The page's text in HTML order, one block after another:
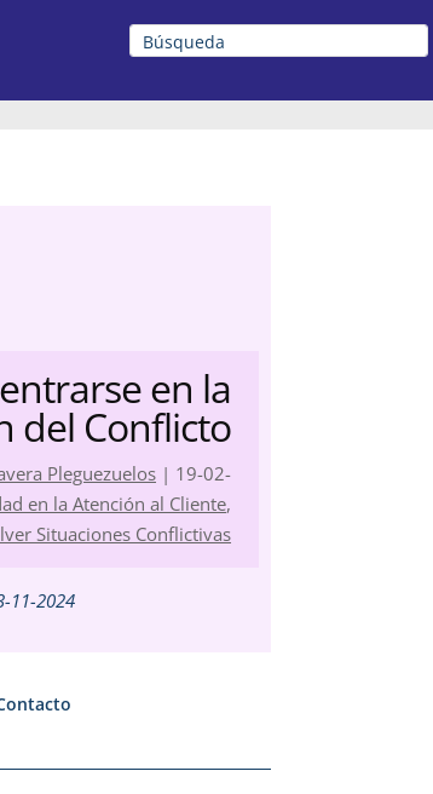
en la
del Conflicto
Pleguezuelos | 19-02-
en la Atención al Cliente,
Situaciones Conflictivas
11-2024